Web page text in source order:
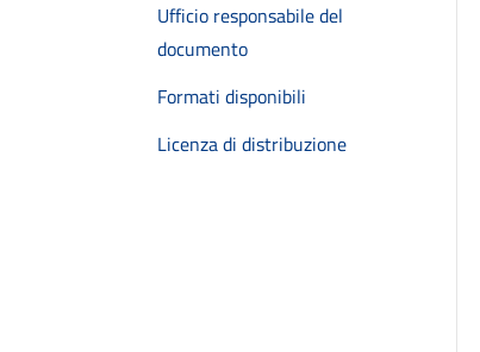
Ufficio responsabile del
documento
Formati disponibili
Licenza di distribuzione